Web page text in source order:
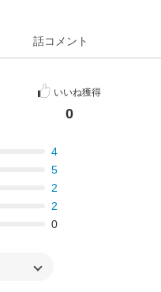
話コメント
いいね獲得
0
4
5
2
2
0